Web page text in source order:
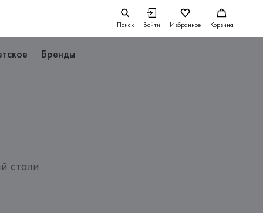
Поиск Войти Избранное Корзина
Бренды
стали